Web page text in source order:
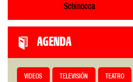
Schinocca
AGENDA
VIDEOS TELEVISIÓN TEATRO